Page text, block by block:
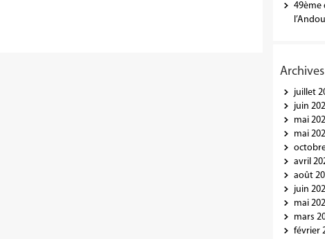
49ème
Archives
juillet
juin
mai
mai
avril
août
juin
mai
mars
février